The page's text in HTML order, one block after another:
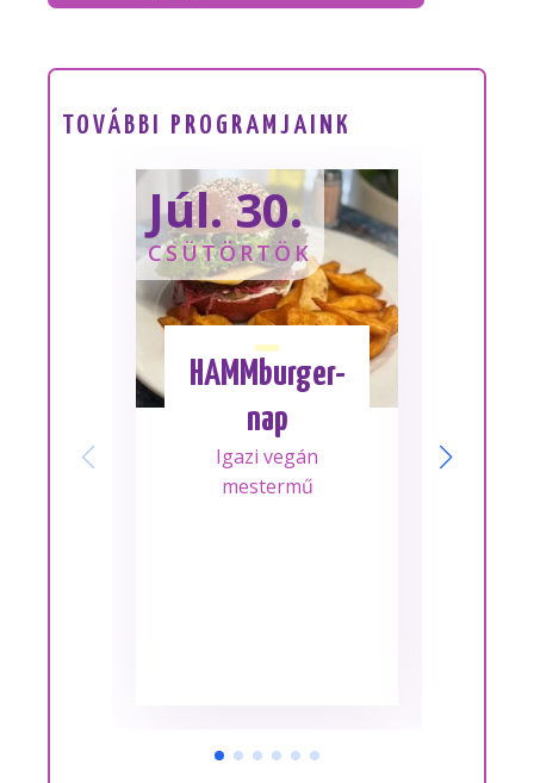
TOVÁBBI PROGRAMJAINK
Júl. 30.
CSÜTÖRTÖK
HAMMburger-
nap
Igazi vegán
mestermű